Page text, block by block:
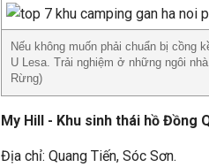
Nếu không muốn phải chuẩn bị cồng
U Lesa. Trải nghiệm ở những ngôi
Rừng)
My Hill - Khu sinh thái hồ Đồng
Địa chỉ: Quang Tiến, Sóc Sơn.